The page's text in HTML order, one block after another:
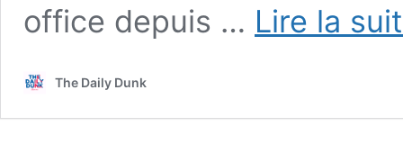
office depuis … Lire la
The Daily Dunk